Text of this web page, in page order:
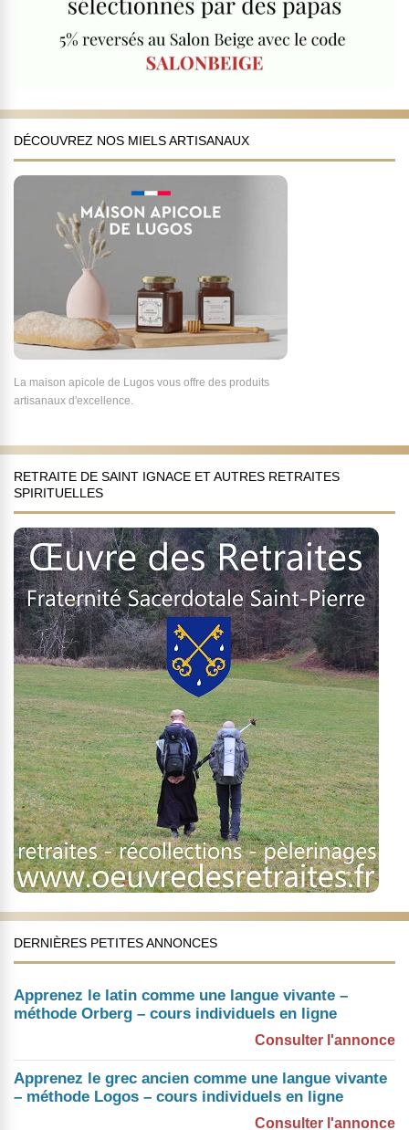
DÉCOUVREZ NOS MIELS ARTISANAUX
La maison apicole de Lugos vous offre des produits
artisanaux d'excellence.
RETRAITE DE SAINT IGNACE ET AUTRES RETRAITES
SPIRITUELLES
DERNIÈRES PETITES ANNONCES
Apprenez le latin comme une langue vivante –
méthode Orberg – cours individuels en ligne
Consulter l'annonce
Apprenez le grec ancien comme une langue vivante
– méthode Logos – cours individuels en ligne
Consulter l'annonce